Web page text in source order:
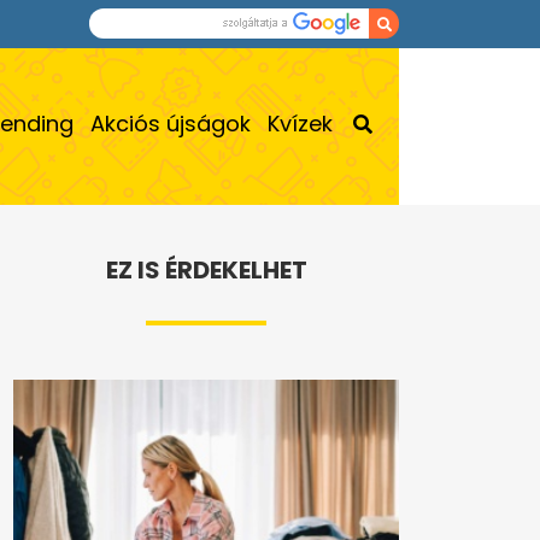
Akciós újságok Kvízek
EZ IS ÉRDEKELHET